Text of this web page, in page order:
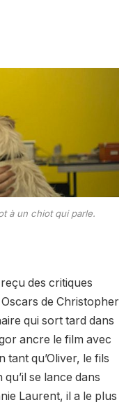
à un chiot qui parle.
des critiques
de Christopher
qui sort tard dans
ancre le film avec
qu’Oliver, le fils
se lance dans
Laurent, il a le plus